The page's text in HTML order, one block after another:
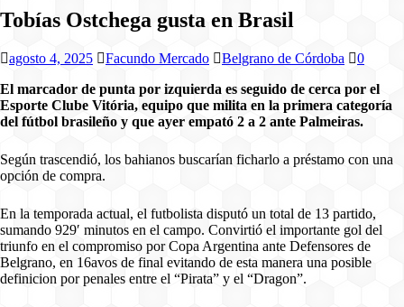
Tobías Ostchega gusta en Brasil
agosto 4, 2025 Facundo Mercado Belgrano de Córdoba
0
El marcador de punta por izquierda es seguido de cerca por el
Esporte Clube Vitória, equipo que milita en la primera categoría
del fútbol brasileño y que ayer empató 2 a 2 ante Palmeiras.
Según trascendió, los bahianos buscarían ficharlo a préstamo con una
opción de compra.
En la temporada actual, el futbolista disputó un total de 13 partido,
sumando 929′ minutos en el campo. Convirtió el importante gol del
triunfo en el compromiso por Copa Argentina ante Defensores de
Belgrano, en 16avos de final evitando de esta manera una posible
definicion por penales entre el “Pirata” y el “Dragon”.